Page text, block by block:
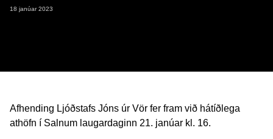
18 janúar 2023
Afhending Ljóðstafs Jóns úr Vör fer fram við hátíðlega
athöfn í Salnum laugardaginn 21. janúar kl. 16.